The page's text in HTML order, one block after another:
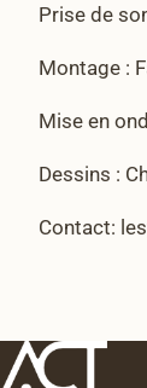
Prise de
Montage :
Mise en
Dessins :
Contact: